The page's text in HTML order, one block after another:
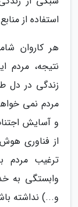
استفاده از
هر کاروان
نتیجه، مردم
زندگی در دل
مردم نمی
و آسایش
از فناوری
ترغیب مردم
وابستگی به
و...) نداشته